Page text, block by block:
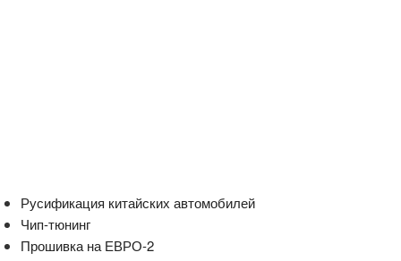
Русификация китайских автомобилей
Чип-тюнинг
Прошивка на ЕВРО-2